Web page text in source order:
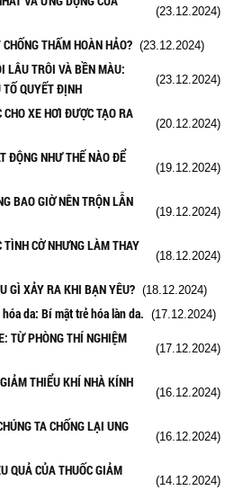
(23.12.2024)
THẤM HOÀN HẢO? (23.12.2024)
LÂU TRÔI VÀ BỀN MÀU:
TỐ QUYẾT ĐỊNH
(23.12.2024)
XE HƠI ĐƯỢC TẠO RA
(20.12.2024)
ĐỘNG NHƯ THẾ NÀO ĐỂ
(19.12.2024)
BAO GIỜ NÊN TRỘN LẪN
(19.12.2024)
CỜ NHƯNG LÀM THAY
(18.12.2024)
GÌ XẢY RA KHI BẠN YÊU? (18.12.2024)
da: Bí mật trẻ hóa làn da. (17.12.2024)
TỪ PHÒNG THÍ NGHIỆM
(17.12.2024)
THIỂU KHÍ NHÀ KÍNH
(16.12.2024)
TA CHỐNG LẠI UNG
(16.12.2024)
QUẢ CỦA THUỐC GIẢM
(14.12.2024)